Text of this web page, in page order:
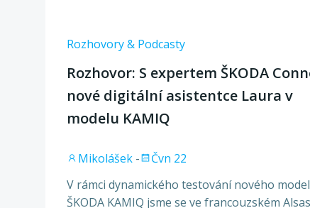
Rozhovory & Podcasty
Rozhovor: S expertem ŠKODA
nové digitální asistentce Laura v
modelu KAMIQ
Mikolášek -
Čvn 22
V rámci dynamického testování nového
ŠKODA KAMIQ jsme se ve francouzském